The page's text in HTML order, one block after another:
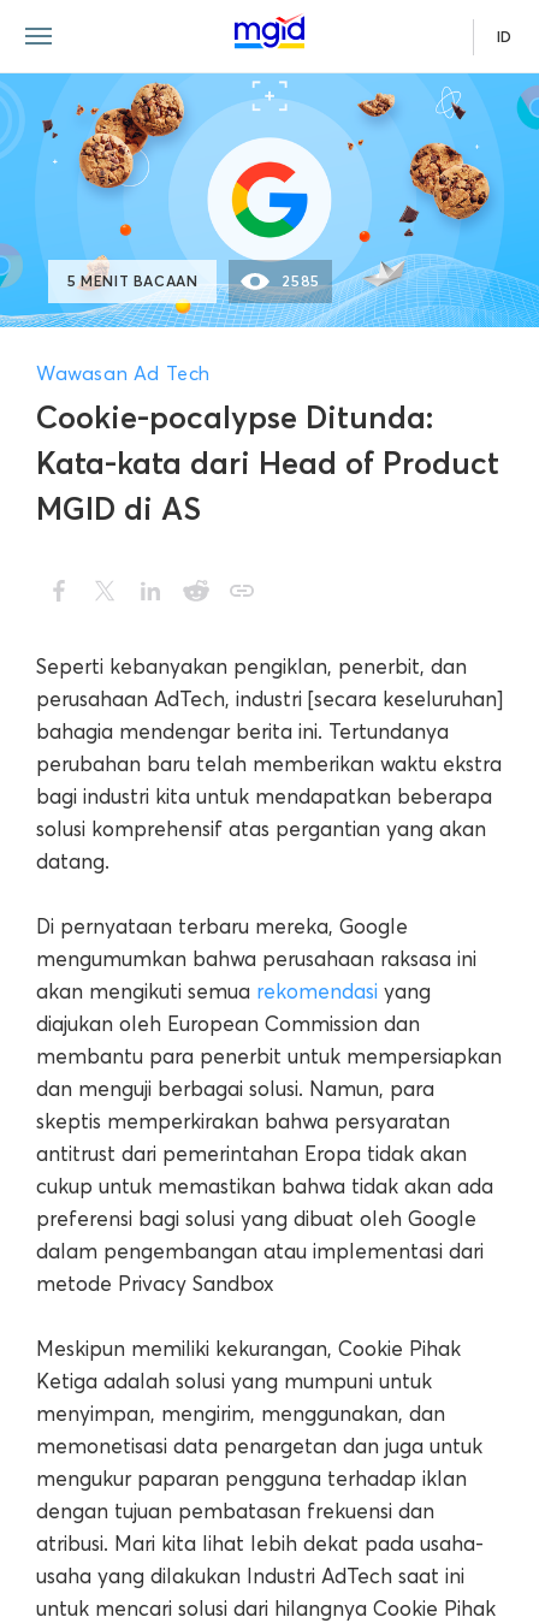
ID
Cookie-pocalypse Ditunda:
Kata-kata dari Head of Product
MGID di AS
Wawasan Ad Tech
5 MENIT BACAAN 2585
Seperti kebanyakan pengiklan, penerbit, dan
perusahaan AdTech, industri [secara keseluruhan]
bahagia mendengar berita ini. Tertundanya
perubahan baru telah memberikan waktu ekstra
bagi industri kita untuk mendapatkan beberapa
solusi komprehensif atas pergantian yang akan
datang.
Di pernyataan terbaru mereka, Google
mengumumkan bahwa perusahaan raksasa ini
akan mengikuti semua rekomendasi yang
diajukan oleh European Commission dan
membantu para penerbit untuk mempersiapkan
dan menguji berbagai solusi. Namun, para
skeptis memperkirakan bahwa persyaratan
antitrust dari pemerintahan Eropa tidak akan
cukup untuk memastikan bahwa tidak akan ada
preferensi bagi solusi yang dibuat oleh Google
dalam pengembangan atau implementasi dari
metode Privacy Sandbox
Meskipun memiliki kekurangan, Cookie Pihak
Ketiga adalah solusi yang mumpuni untuk
menyimpan, mengirim, menggunakan, dan
memonetisasi data penargetan dan juga untuk
mengukur paparan pengguna terhadap iklan
dengan tujuan pembatasan frekuensi dan
atribusi. Mari kita lihat lebih dekat pada usaha-
usaha yang dilakukan Industri AdTech saat ini
untuk mencari solusi dari hilangnya Cookie Pihak